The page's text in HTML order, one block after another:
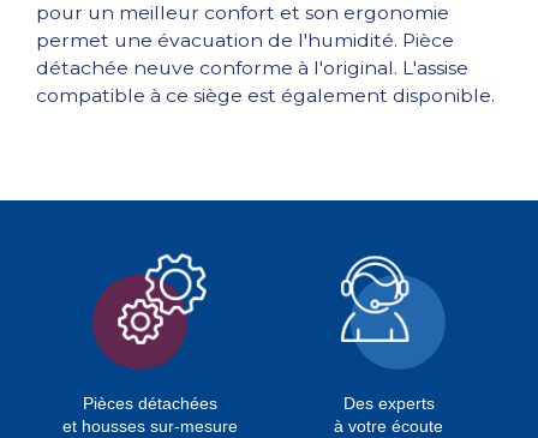
pour un meilleur confort et son ergonomie
permet une évacuation de l'humidité. Pièce
détachée neuve conforme à l'original. L'assise
compatible à ce siège est également disponible.
Pièces détachées
et housses sur-mesure
Des experts
à votre écoute